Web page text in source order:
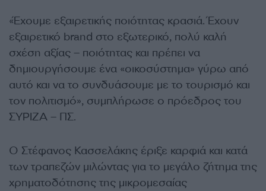
«Έχουμε εξαιρετικής ποιότητας κρασιά. Έχουν
εξαιρετικό brand στο εξωτερικό, πολύ καλή
σχέση αξίας – ποιότητας και πρέπει να
δημιουργήσουμε ένα «οικοσύστημα» γύρω από
αυτό και να το συνδυάσουμε με το τουρισμό και
τον πολιτισμό», συμπλήρωσε ο πρόεδρος του
ΣΥΡΙΖΑ – ΠΣ.
Ο Στέφανος Κασσελάκης έριξε καρφιά και κατά
των τραπεζών μιλώντας για το μεγάλο ζήτημα της
χρηματοδότησης της μικρομεσαίας